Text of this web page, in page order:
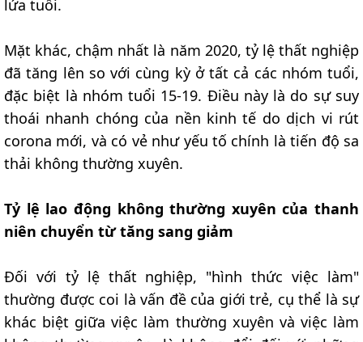
lứa tuổi.
Mặt khác, chậm nhất là năm 2020, tỷ lệ thất nghiệp
đã tăng lên so với cùng kỳ ở tất cả các nhóm tuổi,
đặc biệt là nhóm tuổi 15-19. Điều này là do sự suy
thoái nhanh chóng của nền kinh tế do dịch vi rút
corona mới, và có vẻ như yếu tố chính là tiến độ sa
thải không thường xuyên.
Tỷ lệ lao động không thường xuyên của thanh
niên chuyển từ tăng sang giảm
Đối với tỷ lệ thất nghiệp, "hình thức việc làm"
thường được coi là vấn đề của giới trẻ, cụ thể là sự
khác biệt giữa việc làm thường xuyên và việc làm